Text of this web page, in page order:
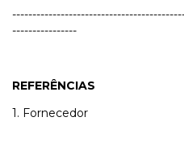
----------------
REFERÊNCIAS
1. Fornecedor